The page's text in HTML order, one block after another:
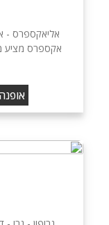
אקספרס מציע
אופנה